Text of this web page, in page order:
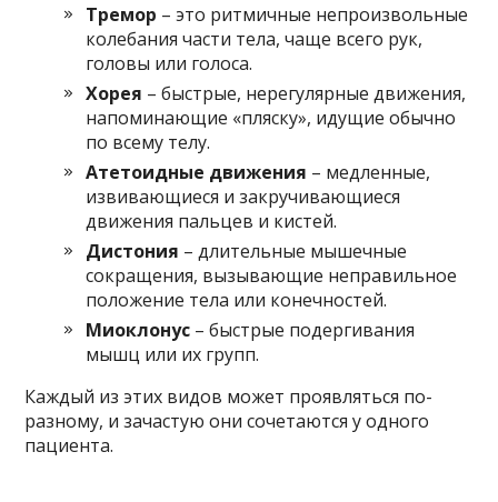
Тремор – это ритмичные непроизвольные
колебания части тела, чаще всего рук,
головы или голоса.
Хорея – быстрые, нерегулярные движения,
напоминающие «пляску», идущие обычно
по всему телу.
Атетоидные движения – медленные,
извивающиеся и закручивающиеся
движения пальцев и кистей.
Дистония – длительные мышечные
сокращения, вызывающие неправильное
положение тела или конечностей.
Миоклонус – быстрые подергивания
мышц или их групп.
Каждый из этих видов может проявляться по-
разному, и зачастую они сочетаются у одного
пациента.